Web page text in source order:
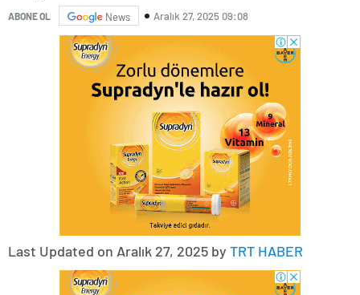
ABONE OL News Aralık 27, 2025 09:08
Last Updated on Aralık 27, 2025 by TRT HABER